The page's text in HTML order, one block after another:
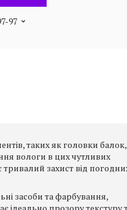
97
таких як головки балок,
вологи в цих чутливих
тривалий захист від
засоби та фарбування,